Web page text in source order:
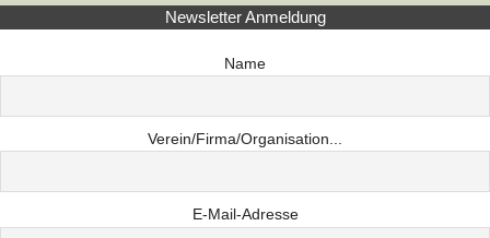
Newsletter Anmeldung
Name
Verein/Firma/Organisation...
E-Mail-Adresse